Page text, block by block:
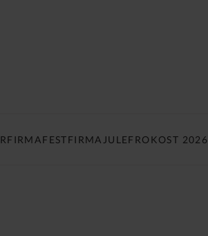
FIRMAFESTFIRMAJULEFROKOST 2026